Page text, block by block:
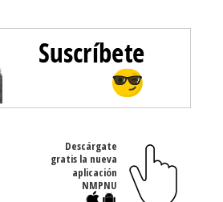
Descárgate
gratis la nueva
aplicación
NMPNU